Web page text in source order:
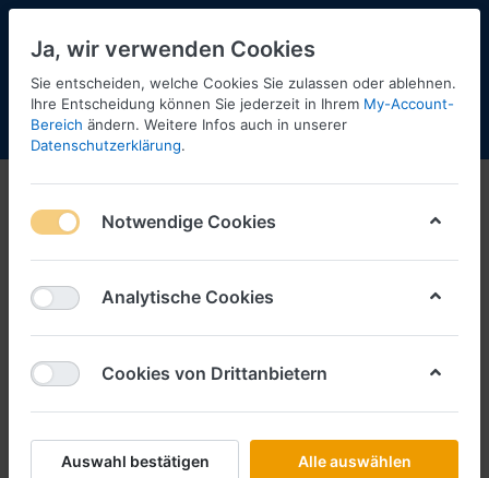
Menü Anmelden Shopaktualisierung
Ja, wir verwenden Cookies
Sie entscheiden, welche Cookies Sie zulassen oder ablehnen.
Ihre Entscheidung können Sie jederzeit in Ihrem My-Account-
Bereich ändern. Weitere Infos auch in unserer
Datenschutzerklärung.
Notwendige Cookies
Analytische Cookies
Cookies von Drittanbietern
Auswahl bestätigen Alle auswählen